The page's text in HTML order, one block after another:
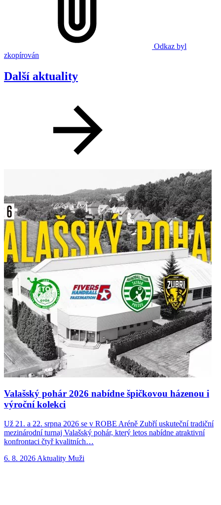
Odkaz byl
zkopírován
Další aktuality
Valašský pohár 2026 nabídne špičkovou házenou i
výroční kolekci
Už 21. a 22. srpna 2026 se v ROBE Aréně Zubří uskuteční tradiční
mezinárodní turnaj Valašský pohár, který letos nabídne atraktivní
konfrontaci čtyř kvalitních…
6. 8. 2026 Aktuality Muži